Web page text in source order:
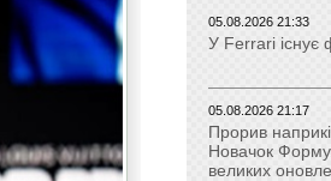
05.08.2026 21:33
У Ferrari існує
05.08.2026 21:17
Прорив
Новачок
великих